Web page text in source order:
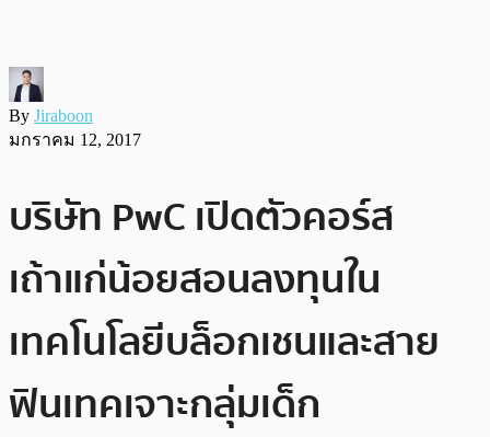
By Jiraboon
มกราคม 12, 2017
บริษัท PwC เปิดตัวคอร์ส
เถ้าแก่น้อยสอนลงทุนใน
เทคโนโลยีบล็อกเชนและสาย
ฟินเทคเจาะกลุ่มเด็ก